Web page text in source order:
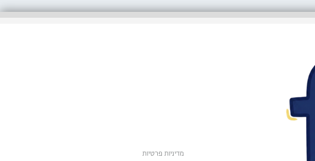
מדיניות פרטיות